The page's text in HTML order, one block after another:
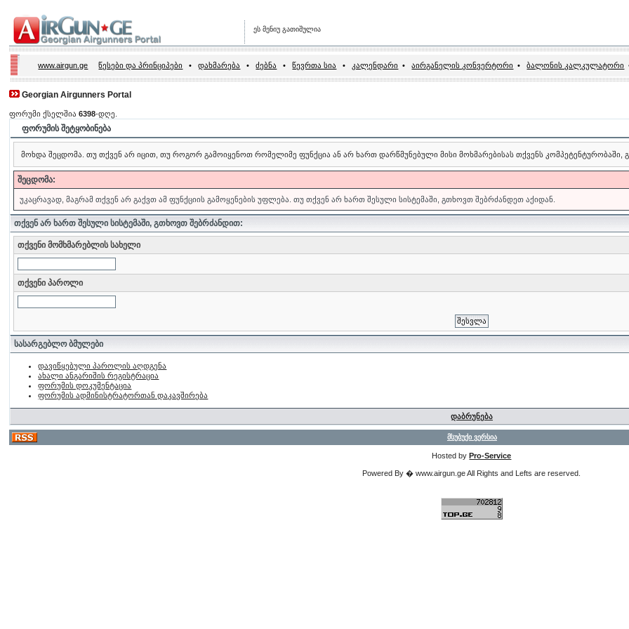
ეს მენიუ გათიშულია
www.airgun.ge წესები და პრინციპები • დახმარება • ძებნა • წევრთა სია • კალენდარი • აირგანელის კონვერტორი • ბალონის კალკულატორი
Georgian Airgunners Portal
ფორუმი ქსელშია6398-დღე.
ფორუმის შეტყობინება
მოხდა შეცდომა. თუ თქვენ არ იცით, თუ როგორ გამოიყენოთ რომელიმე ფუნქცია ან არ ხართ დარწმუნებული მისი მოხმარებისას თქვენს
შეცდომა:
უკაცრავად, მაგრამ თქვენ არ გაქვთ ამ ფუნქციის გამოყენების უფლება. თუ თქვენ არ ხართ შესული სისტემაში, გთხოვთ შებრძანდეთ აქიდან.
თქვენ არ ხართ შესული სისტემაში, გთხოვთ შებრძანდით:
თქვენი მომხმარებლის სახელი
თქვენი პაროლი
სასარგებლო ბმულები
დავიწყებული პაროლის აღდგენა
ახალი ანგარიშის რეგისტრაცია
ფორუმის დოკუმენტაცია
ფორუმის ადმინისტრატორთან დაკავშირება
დაბრუნება
მსუბუქი ვერსია
Hosted byPro-Service
Powered By � www.airgun.ge All Rights and Lefts are reserved.